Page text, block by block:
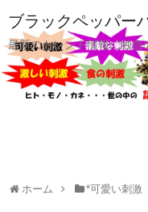
ブラックペッパー
最新のトレンド情報に独自
ホーム *可愛い刺激